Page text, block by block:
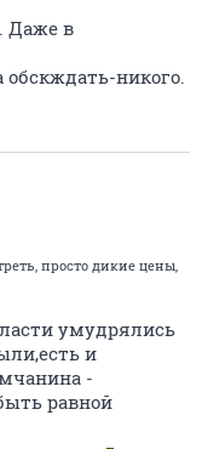
Даже в
никого.
просто дикие цены,
умудрялись
и
-
равной